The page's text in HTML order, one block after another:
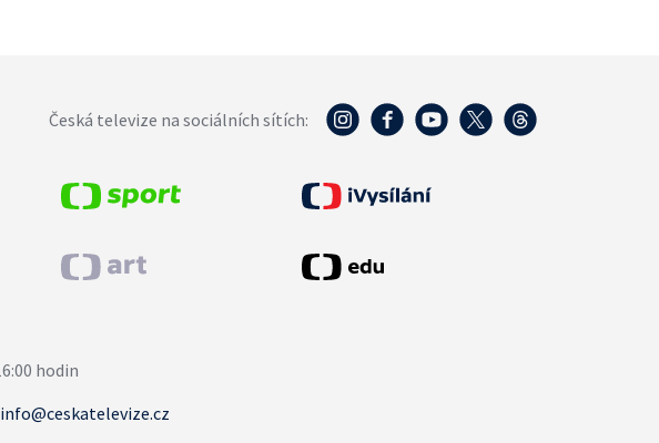
Česká televize na sociálních sítích:
info@ceskatelevize.cz